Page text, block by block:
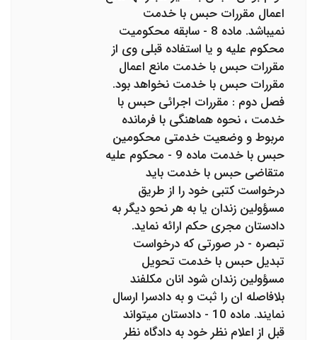
اعمال مقررات حبس با خدمت
نمی‎باشد. ماده 8 - سابقه محکومیت
محکوم علیه و یا استفاده قبلی وی از
مقررات حبس با خدمت مانع اعمال
مقررات حبس با خدمت نخواهد بود.
فصل دوم : مقررات اجرائی حبس با
خدمت ، نحوه هماهنگی با فرمانده
مربوط و وضعیت خدمتی محکومین
حبس با خدمت ماده 9 - محکوم علیه
متقاضی حبس با خدمت باید
درخواست کتبی خود را از طریق
مسؤولین زندان یا به هر نحو دیگر به
دادستان مجری حکم ارائه نماید.
تبصره - در صورتی که درخواست
تبدیل حبس با خدمت تحویل
مسؤولین زندان شود انان مکلفند
بلافاصله ان را ثبت و به دادسرا ارسال
نمایند. ماده 10 - دادستان می‎تواند
قبل از اعلام نظر خود به دادگاه نظر